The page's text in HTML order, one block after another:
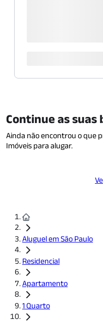
Continue as suas
Ainda não encontrou o que
Imóveis para alugar.
Aluguel em São Paulo
Residencial
Apartamento
1 Quarto